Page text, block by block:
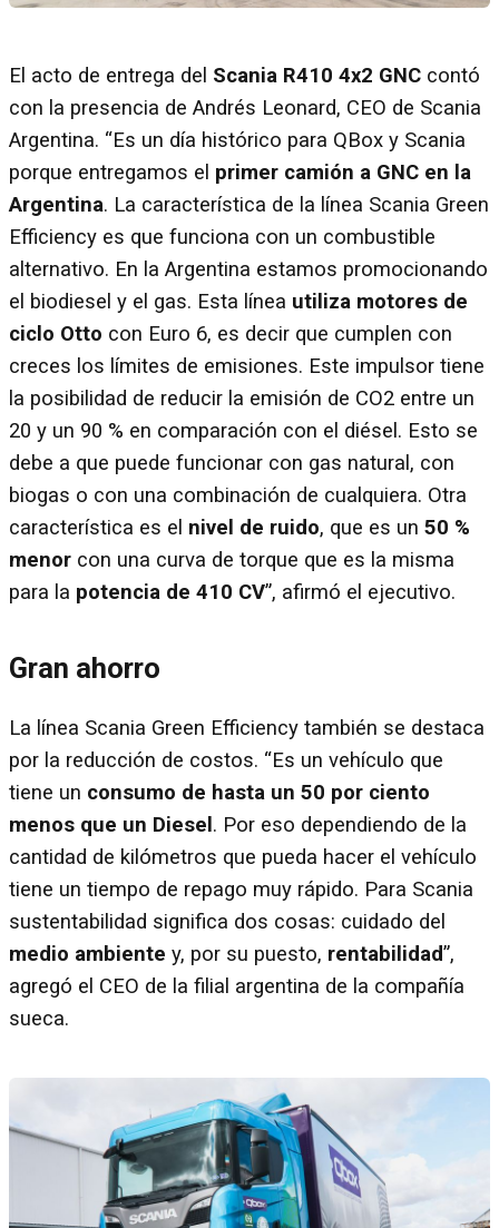
El acto de entrega del Scania R410 4x2 GNC contó
con la presencia de Andrés Leonard, CEO de Scania
Argentina. “Es un día histórico para QBox y Scania
porque entregamos el primer camión a GNC en la
Argentina. La característica de la línea Scania Green
Efficiency es que funciona con un combustible
alternativo. En la Argentina estamos promocionando
el biodiesel y el gas. Esta línea utiliza motores de
ciclo Otto con Euro 6, es decir que cumplen con
creces los límites de emisiones. Este impulsor tiene
la posibilidad de reducir la emisión de CO2 entre un
20 y un 90 % en comparación con el diésel. Esto se
debe a que puede funcionar con gas natural, con
biogas o con una combinación de cualquiera. Otra
característica es el nivel de ruido, que es un 50 %
menor con una curva de torque que es la misma
para la potencia de 410 CV”, afirmó el ejecutivo.
Gran ahorro
La línea Scania Green Efficiency también se destaca
por la reducción de costos. “Es un vehículo que
tiene un consumo de hasta un 50 por ciento
menos que un Diesel. Por eso dependiendo de la
cantidad de kilómetros que pueda hacer el vehículo
tiene un tiempo de repago muy rápido. Para Scania
sustentabilidad significa dos cosas: cuidado del
medio ambiente y, por su puesto, rentabilidad”,
agregó el CEO de la filial argentina de la compañía
sueca.